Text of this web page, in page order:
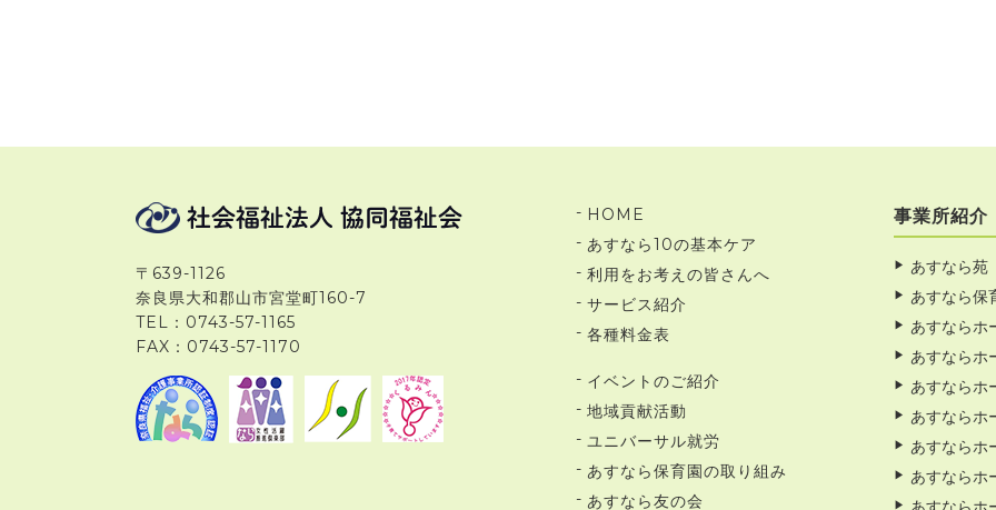
〒639-1126
奈良県大和郡山市宮堂町160-7
TEL：0743-57-1165
FAX：0743-57-1170
HOME
あすなら10の基本ケア
利用をお考えの皆さんへ
サービス紹介
各種料金表
イベントのご紹介
地域貢献活動
ユニバーサル就労
あすなら保育園の取り組み
あすなら友の会
事業所紹介
あすなら苑
あすなら保
あすならホ
あすならホ
あすならホ
あすならホ
あすならホ
あすならホ